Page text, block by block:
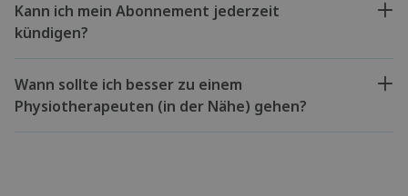
Kann ich mein Abonnement jederzeit
kündigen?
Wann sollte ich besser zu einem
Physiotherapeuten (in der Nähe) gehen?